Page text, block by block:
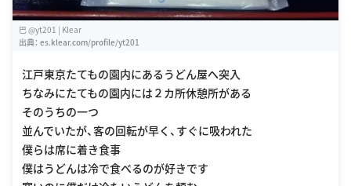
巴 @yt201 | Klear
出典： es.klear.com/profile/yt201
江戸東京たてもの園内にあるうどん屋へ突入
ちなみにたてもの園内には２カ所休憩所がある
そのうちの一つ
並んでいたが、客の回転が早く、すぐに吸われた
僕らは席に着き食事
僕はうどんは冷で食べるのが好きです